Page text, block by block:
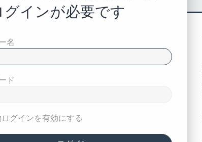
グインが必要です
名
ド
ログインを有効にする